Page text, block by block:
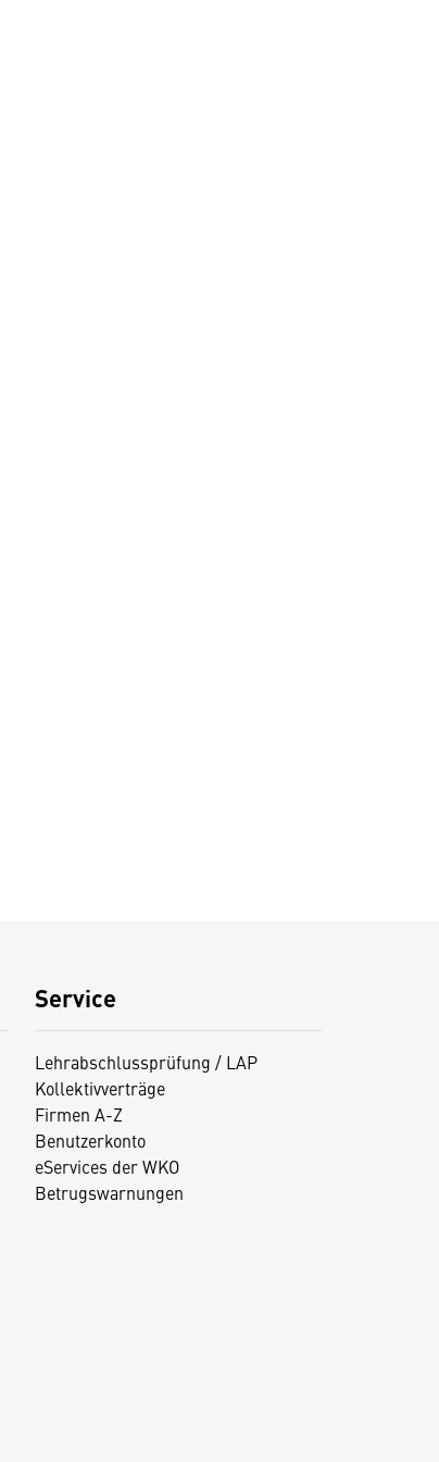
Service
Lehrabschlussprüfung / LAP
Kollektivverträge
Firmen A-Z
Benutzerkonto
eServices der WKO
Betrugswarnungen